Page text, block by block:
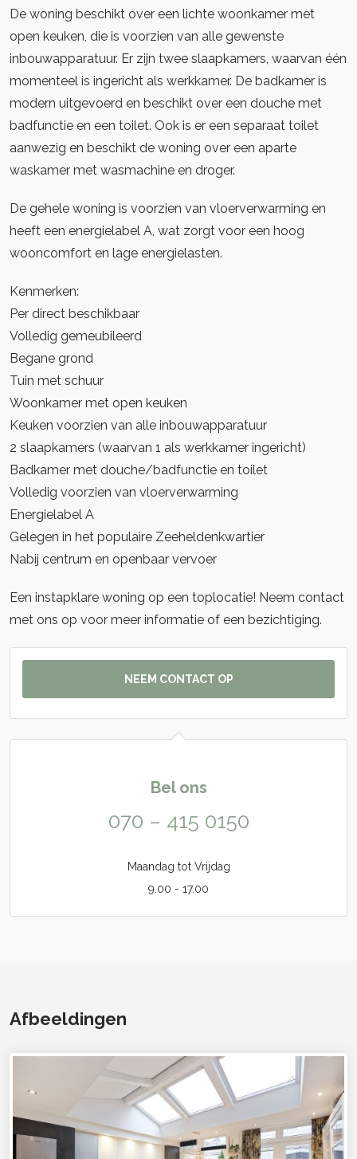
De woning beschikt over een lichte woonkamer met
open keuken, die is voorzien van alle gewenste
inbouwapparatuur. Er zijn twee slaapkamers, waarvan één
momenteel is ingericht als werkkamer. De badkamer is
modern uitgevoerd en beschikt over een douche met
badfunctie en een toilet. Ook is er een separaat toilet
aanwezig en beschikt de woning over een aparte
waskamer met wasmachine en droger.
De gehele woning is voorzien van vloerverwarming en
heeft een energielabel A, wat zorgt voor een hoog
wooncomfort en lage energielasten.
Kenmerken:
Per direct beschikbaar
Volledig gemeubileerd
Begane grond
Tuin met schuur
Woonkamer met open keuken
Keuken voorzien van alle inbouwapparatuur
2 slaapkamers (waarvan 1 als werkkamer ingericht)
Badkamer met douche/badfunctie en toilet
Volledig voorzien van vloerverwarming
Energielabel A
Gelegen in het populaire Zeeheldenkwartier
Nabij centrum en openbaar vervoer
Een instapklare woning op een toplocatie! Neem contact
met ons op voor meer informatie of een bezichtiging.
NEEM CONTACT OP
Bel ons
070 – 415 0150
Maandag tot Vrijdag
9.00 - 17.00
Afbeeldingen